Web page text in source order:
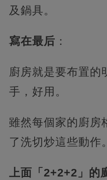
及鍋具。
寫在最后 ：
廚房就是要布置的
手，好用。
雖然每個家的廚房
了洗切炒這些動作。
上面「2+2+2」的